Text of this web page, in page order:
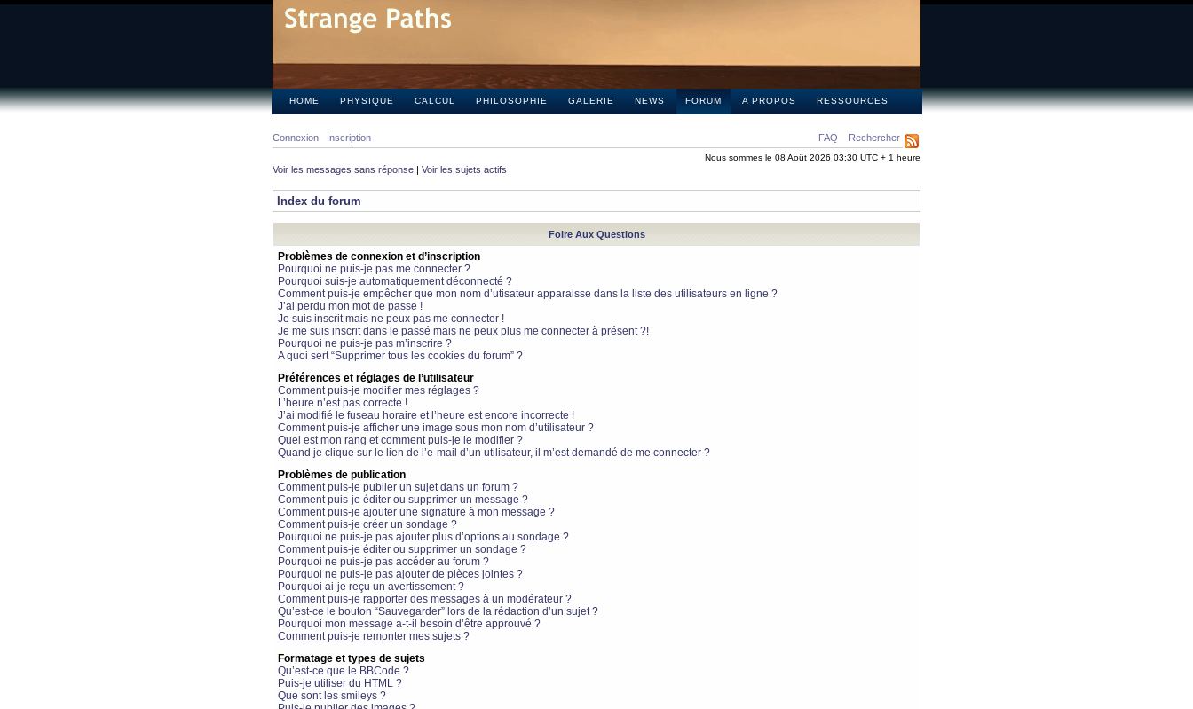
HOME PHYSIQUE CALCUL PHILOSOPHIE GALERIE NEWS FORUM A PROPOS RESSOURCES
FAQ Rechercher
Connexion Inscription
Nous sommes le 08 Août 2026 03:30 UTC + 1 heure
Voir les messages sans réponse | Voir les sujets actifs
Index du forum
Foire Aux Questions
Problèmes de connexion et d’inscription
Pourquoi ne puis-je pas me connecter ?
Pourquoi suis-je automatiquement déconnecté ?
Comment puis-je empêcher que mon nom d’utisateur apparaisse dans la liste des utilisateurs en ligne ?
J’ai perdu mon mot de passe !
Je suis inscrit mais ne peux pas me connecter !
Je me suis inscrit dans le passé mais ne peux plus me connecter à présent ?!
Pourquoi ne puis-je pas m’inscrire ?
A quoi sert “Supprimer tous les cookies du forum” ?
Préférences et réglages de l’utilisateur
Comment puis-je modifier mes réglages ?
L’heure n’est pas correcte !
J’ai modifié le fuseau horaire et l’heure est encore incorrecte !
Comment puis-je afficher une image sous mon nom d’utilisateur ?
Quel est mon rang et comment puis-je le modifier ?
Quand je clique sur le lien de l’e-mail d’un utilisateur, il m’est demandé de me connecter ?
Problèmes de publication
Comment puis-je publier un sujet dans un forum ?
Comment puis-je éditer ou supprimer un message ?
Comment puis-je ajouter une signature à mon message ?
Comment puis-je créer un sondage ?
Pourquoi ne puis-je pas ajouter plus d’options au sondage ?
Comment puis-je éditer ou supprimer un sondage ?
Pourquoi ne puis-je pas accéder au forum ?
Pourquoi ne puis-je pas ajouter de pièces jointes ?
Pourquoi ai-je reçu un avertissement ?
Comment puis-je rapporter des messages à un modérateur ?
Qu’est-ce le bouton “Sauvegarder” lors de la rédaction d’un sujet ?
Pourquoi mon message a-t-il besoin d’être approuvé ?
Comment puis-je remonter mes sujets ?
Formatage et types de sujets
Qu’est-ce que le BBCode ?
Puis-je utiliser du HTML ?
Que sont les smileys ?